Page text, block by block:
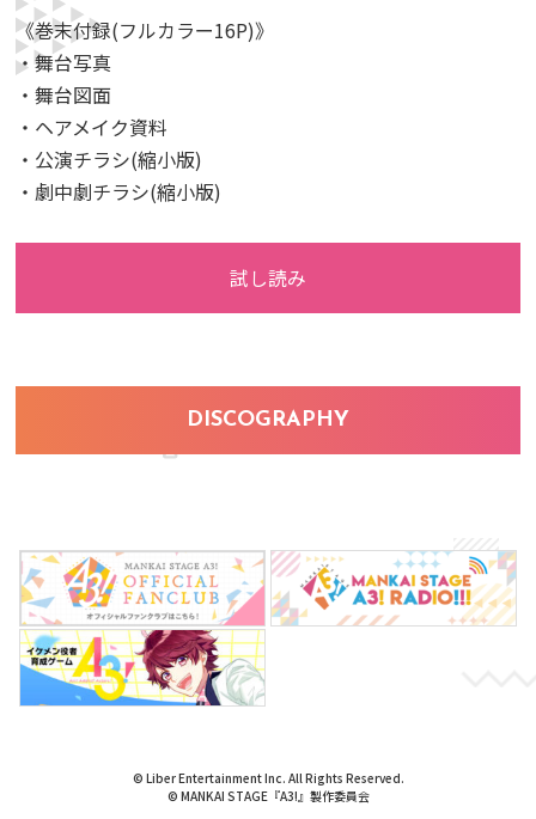
《巻末付録(フルカラー16P)》
・舞台写真
・舞台図面
・ヘアメイク資料
・公演チラシ(縮小版)
・劇中劇チラシ(縮小版)
試し読み
DISCOGRAPHY
© Liber Entertainment Inc. All Rights Reserved.
© MANKAI STAGE『A3!』製作委員会